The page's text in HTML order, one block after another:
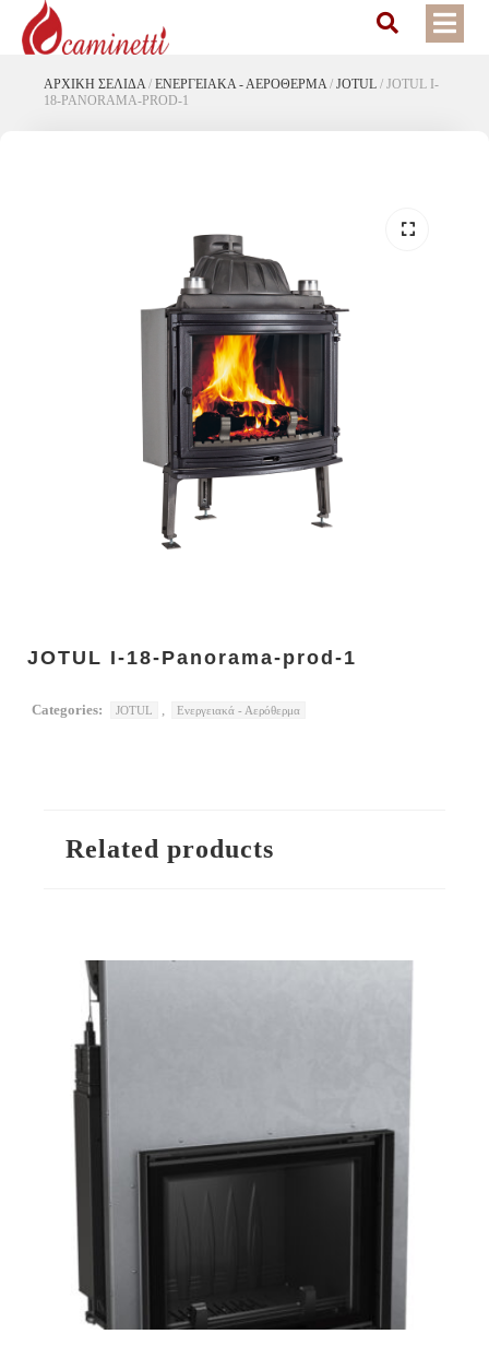
ΑΡΧΙΚΉ ΣΕΛΊΔΑ / ΕΝΕΡΓΕΙΑΚΆ - ΑΕΡΌΘΕΡΜΑ / JOTUL / JOTUL I-
18-PANORAMA-PROD-1
JOTUL I-18-Panorama-prod-1
Categories: JOTUL , Ενεργειακά - Αερόθερμα
Related products